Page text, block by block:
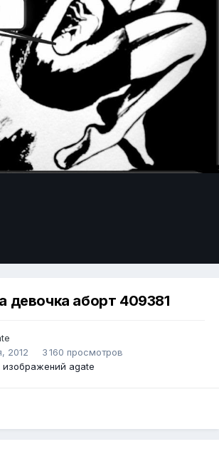
девочка аборт 409381
2012
3 160 просмотров
agate